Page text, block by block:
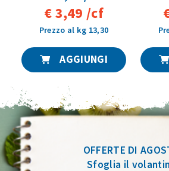
€ 3,49 /cf
Prezzo al kg 13,30
AGGIUNGI
OFFERTE DI
Sfoglia il